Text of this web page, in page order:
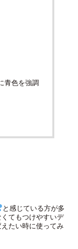
青色を強調
と感じている方が多
てもつけやすいデ
たい時に使ってみ